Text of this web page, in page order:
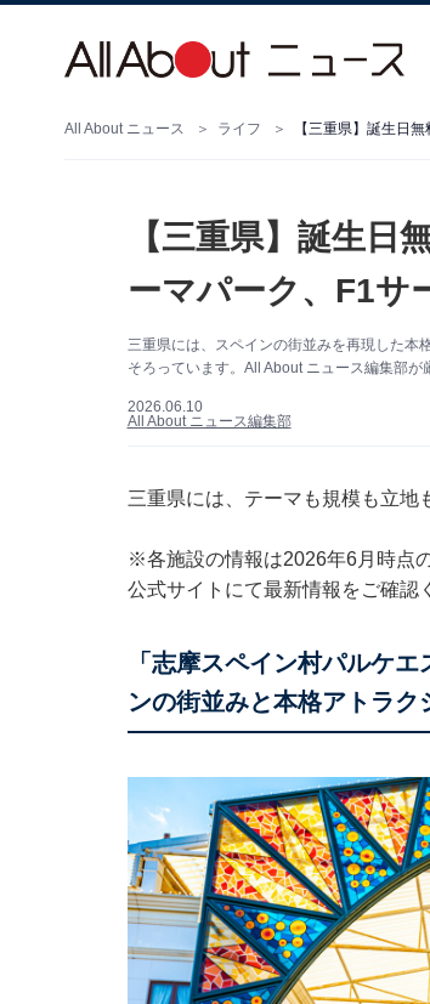
All About ニュース ライフ 【三重県】誕生日
【三重県】誕生日
ーマパーク、F1
三重県には、スペインの街並みを再現した本
そろっています。All About ニュース編集部が
2026.06.10
All About ニュース編集部
三重県には、テーマも規模も立地
※各施設の情報は2026年6月時点
公式サイトにて最新情報をご確認
「志摩スペイン村パルケ
ンの街並みと本格アトラ